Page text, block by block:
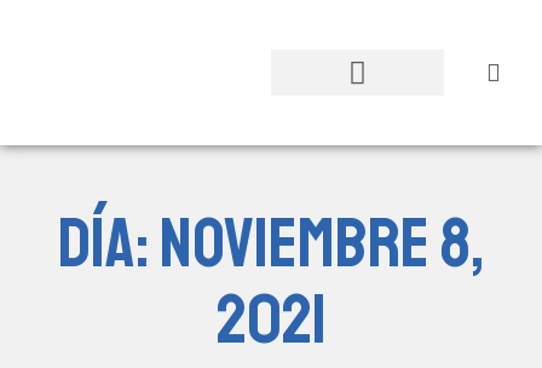
Día: noviembre 8,
2021